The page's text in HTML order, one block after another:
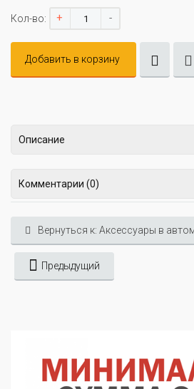
Кол-во: + -
Добавить в корзину
Описание
Комментарии (0)
Вернуться к: Аксессуары в
Предыдущий